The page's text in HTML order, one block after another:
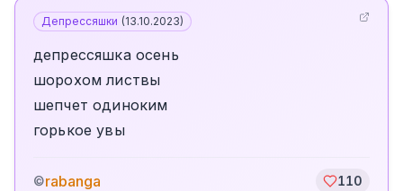
Депрессяшки (13.10.2023)
депрессяшка осень
шорохом листвы
шепчет одиноким
горькое увы
©rabanga 110